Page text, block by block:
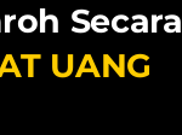
Secara
UANG